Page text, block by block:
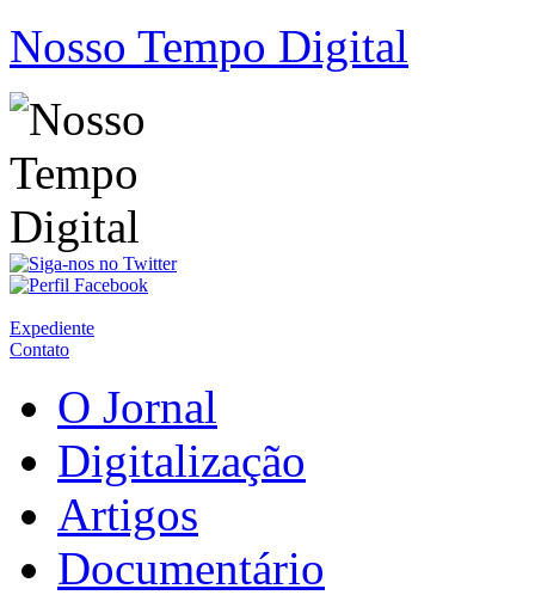
Nosso Tempo Digital
Expediente
Contato
O Jornal
Digitalização
Artigos
Documentário